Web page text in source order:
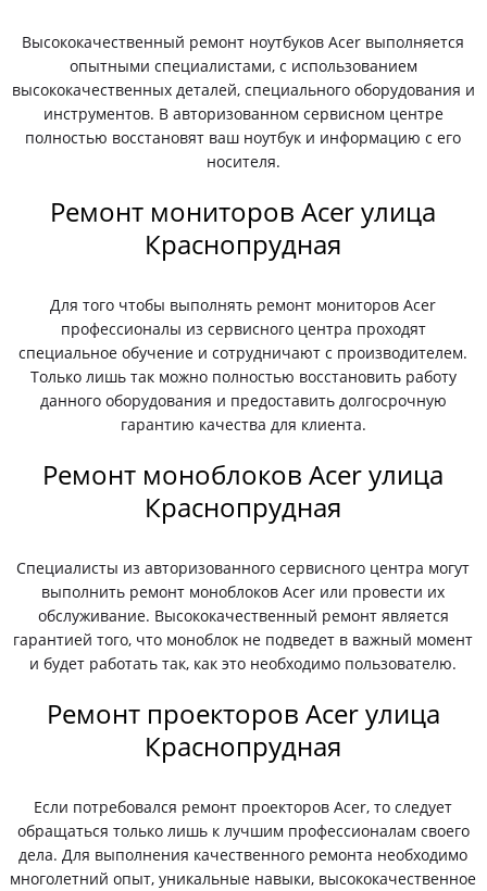
Высококачественный ремонт ноутбуков Acer выполняется
опытными специалистами, с использованием
высококачественных деталей, специального оборудования и
инструментов. В авторизованном сервисном центре
полностью восстановят ваш ноутбук и информацию с его
носителя.
Ремонт мониторов Acer улица
Краснопрудная
Для того чтобы выполнять ремонт мониторов Acer
профессионалы из сервисного центра проходят
специальное обучение и сотрудничают с производителем.
Только лишь так можно полностью восстановить работу
данного оборудования и предоставить долгосрочную
гарантию качества для клиента.
Ремонт моноблоков Acer улица
Краснопрудная
Специалисты из авторизованного сервисного центра могут
выполнить ремонт моноблоков Acer или провести их
обслуживание. Высококачественный ремонт является
гарантией того, что моноблок не подведет в важный момент
и будет работать так, как это необходимо пользователю.
Ремонт проекторов Acer улица
Краснопрудная
Если потребовался ремонт проекторов Acer, то следует
обращаться только лишь к лучшим профессионалам своего
дела. Для выполнения качественного ремонта необходимо
многолетний опыт, уникальные навыки, высококачественное